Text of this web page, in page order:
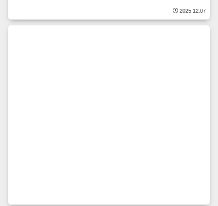
2025.12.07